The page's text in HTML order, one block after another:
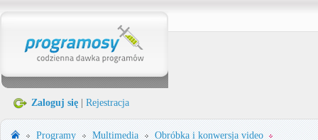
Zaloguj się Rejestracja
Programy Multimedia Obróbka i konwersja video